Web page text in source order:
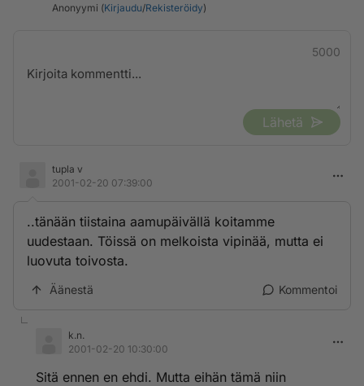
Anonyymi (Kirjaudu/Rekisteröidy)
5000
Lähetä
tupla v
2001-02-20 07:39:00
..tänään tiistaina aamupäivällä koitamme
uudestaan. Töissä on melkoista vipinää, mutta ei
luovuta toivosta.
Äänestä Kommentoi
k.n.
2001-02-20 10:30:00
Sitä ennen en ehdi. Mutta eihän tämä niin